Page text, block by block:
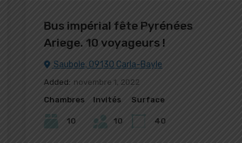
Bus impérial fête Pyrénées
Ariege. 10 voyageurs !
Saubole, 09130 Carla-Bayle
Added: novembre 1, 2022
Chambres
10
Invités
10
Surface
40